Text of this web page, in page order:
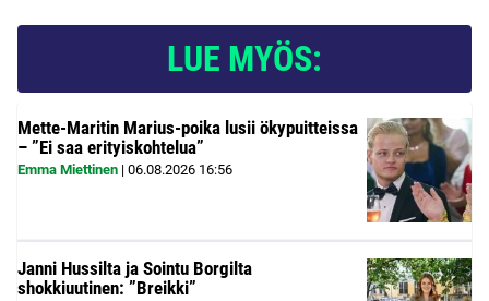
LUE MYÖS:
Mette-Maritin Marius-poika lusii ökypuitteissa
– ”Ei saa erityiskohtelua”
Emma Miettinen | 06.08.2026 16:56
Janni Hussilta ja Sointu Borgilta
shokkiuutinen: ”Breikki”